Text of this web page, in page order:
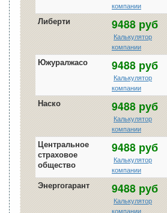
компании
Либерти 9488 руб
Калькулятор
компании
Южуралжасо 9488 руб
Калькулятор
компании
Наско 9488 руб
Калькулятор
компании
Центральное
страховое
общество
9488 руб
Калькулятор
компании
Энергогарант 9488 руб
Калькулятор
компании